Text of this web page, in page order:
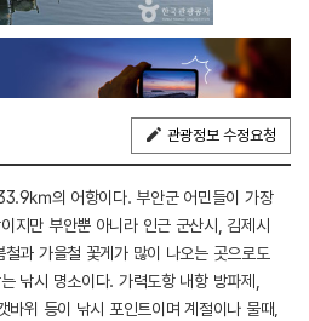
관광정보 수정요청
㎞의 어항이다. 부안군 어민들이 가장
지만 부안뿐 아니라 인근 군산시, 김제시
과 가을철 꽃게가 많이 나오는 곳으로도
낚시 명소이다. 가력도항 내항 방파제,
위 등이 낚시 포인트이며 계절이나 물때,